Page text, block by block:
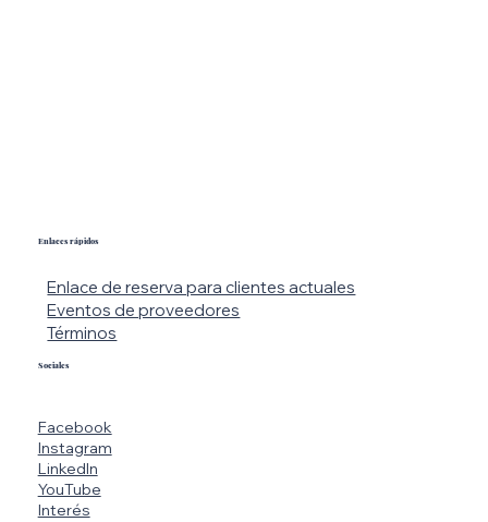
Facebook
Instagram
LinkedIn
YouTube
Interés
Sociales
Enlaces rápidos
Enlace de reserva para clientes actuales
Eventos de proveedores
Términos